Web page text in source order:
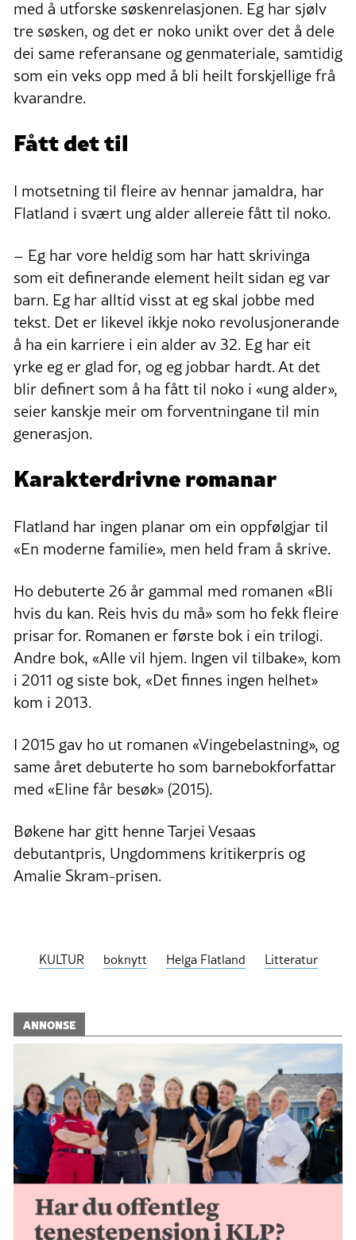
med å utforske søskenrelasjonen. Eg har sjølv
tre søsken, og det er noko unikt over det å dele
dei same referansane og genmateriale, samtidig
som ein veks opp med å bli heilt forskjellige frå
kvarandre.
Fått det til
I motsetning til fleire av hennar jamaldra, har
Flatland i svært ung alder allereie fått til noko.
– Eg har vore heldig som har hatt skrivinga
som eit definerande element heilt sidan eg var
barn. Eg har alltid visst at eg skal jobbe med
tekst. Det er likevel ikkje noko revolusjonerande
å ha ein karriere i ein alder av 32. Eg har eit
yrke eg er glad for, og eg jobbar hardt. At det
blir definert som å ha fått til noko i «ung alder»,
seier kanskje meir om forventningane til min
generasjon.
Karakterdrivne romanar
Flatland har ingen planar om ein oppfølgjar til
«En moderne familie», men held fram å skrive.
Ho debuterte 26 år gammal med romanen «Bli
hvis du kan. Reis hvis du må» som ho fekk fleire
prisar for. Romanen er første bok i ein trilogi.
Andre bok, «Alle vil hjem. Ingen vil tilbake», kom
i 2011 og siste bok, «Det finnes ingen helhet»
kom i 2013.
I 2015 gav ho ut romanen ­«Vingebelastning», og
same året debuterte ho som barnebokforfattar
med «Eline får besøk» (2015).
Bøkene har gitt henne Tarjei Vesaas
debutantpris, Ungdommens kritikerpris og
Amalie Skram-prisen.
KULTUR boknytt Helga Flatland Litteratur
ANNONSE